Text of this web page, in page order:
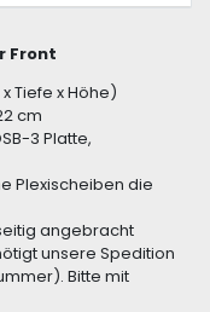
Front
Tiefe x Höhe)
cm
3 Platte,
Plexischeiben die
angebracht
unsere Spedition
Bitte mit